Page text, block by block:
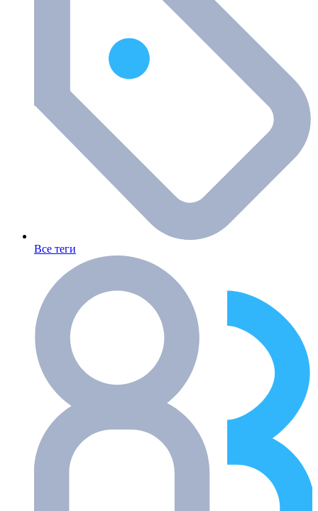
Все теги